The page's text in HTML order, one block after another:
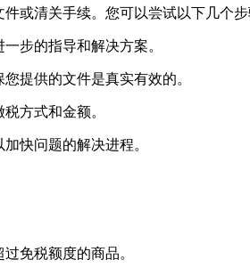
或清关手续。您可以尝试以下几个步
步的指导和解决方案。
提供的文件是真实有效的。
方式和金额。
快问题的解决进程。
免税额度的商品。